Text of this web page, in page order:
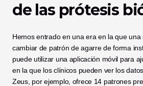
de las prótesis
Hemos entrado en una era en la que una
cambiar de patrón de agarre de forma
puede utilizar una aplicación móvil para
en la que los clínicos pueden ver los
Zeus, por ejemplo, ofrece 14 patrones